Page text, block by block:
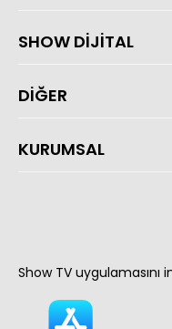
SHOW DİJİTAL
DİĞER
KURUMSAL
Show TV uygulamasını